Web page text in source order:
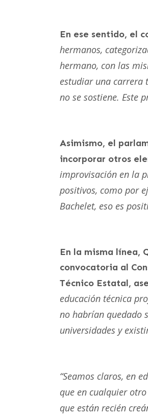
En ese sentido, el
hermanos,
hermano, con las
estudiar una carrera
no se sostiene. Este
Asimismo, el
incorporar otros
improvisación en la
positivos, como por
Bachelet, eso es
En la misma línea,
convocatoria al
Técnico Estatal,
educación técnica
no habrían quedado
universidades y
“Seamos claros, en
que en cualquier
que están recién